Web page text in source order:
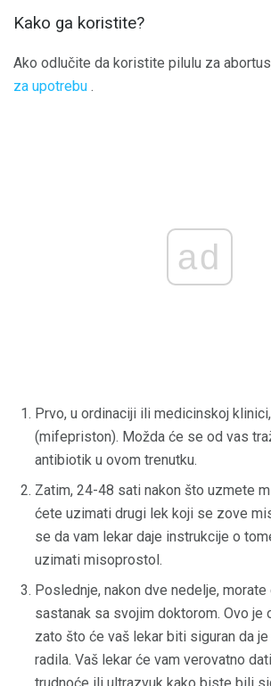
Kako ga koristite?
Ako odlučite da koristite pilulu za
za upotrebu .
ad
Prvo, u ordinaciji ili medicinskoj
(mifepriston). Možda će se od vas
antibiotik u ovom trenutku.
Zatim, 24-48 sati nakon što uzmete
ćete uzimati drugi lek koji se zove
se da vam lekar daje instrukcije o
uzimati misoprostol.
Poslednje, nakon dve nedelje,
sastanak sa svojim doktorom. Ovo je
zato što će vaš lekar biti siguran da
radila. Vaš lekar će vam verovatno
trudnoće ili ultrazvuk kako biste bili